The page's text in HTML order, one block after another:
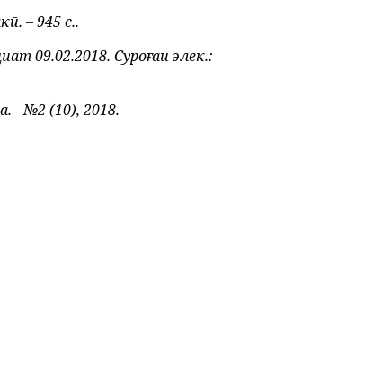
– 945 с..
09.02.2018. Суроғаи элек.:
. -№2 (10), 2018.